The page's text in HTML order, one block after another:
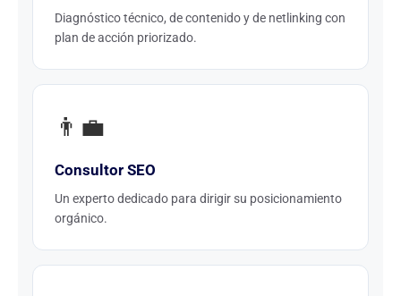
Diagnóstico técnico, de contenido y de netlinking con
plan de acción priorizado.
👨‍💼
Consultor SEO
Un experto dedicado para dirigir su posicionamiento
orgánico.